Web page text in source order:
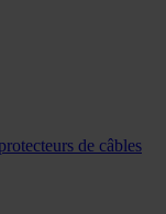
de câbles